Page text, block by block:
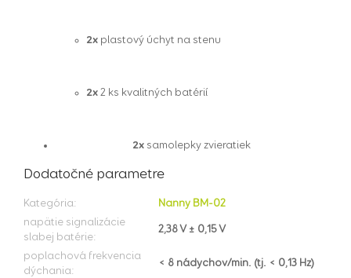
2x plastový úchyt na stenu
2x 2 ks kvalitných batérií
2xsamolepky zvieratiek
Dodatočné parametre
Kategória:
Nanny BM-02
napätie signalizácie
slabej batérie:
2,38 V ± 0,15 V
poplachová frekvencia
dýchania:
< 8 nádychov/min. (tj. < 0,13 Hz)